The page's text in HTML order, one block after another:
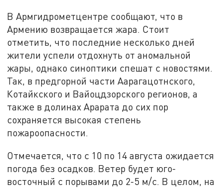
В Армгидрометцентре сообщают, что в
Армению возвращается жара. Стоит
отметить, что последние несколько дней
жители успели отдохнуть от аномальной
жары, однако синоптики спешат с новостями.
Так, в предгорной части Аарагацотнского,
Котайкского и Вайоцдзорского регионов, а
также в долинах Арарата до сих пор
сохраняется высокая степень
пожароопасности.
Отмечается, что с 10 по 14 августа ожидается
погода без осадков. Ветер будет юго-
восточный с порывами до 2-5 м/с. В целом, на